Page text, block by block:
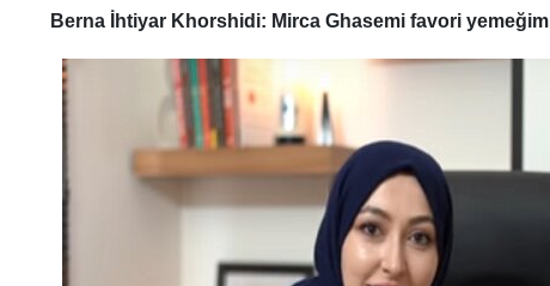
Berna İhtiyar Khorshidi: Mirca Ghasemi favori yemeğim